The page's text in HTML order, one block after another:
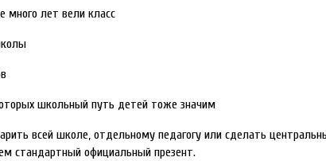
много лет вели класс
школьный путь детей тоже значим
всей школе, отдельному педагогу или сделать
стандартный официальный презент.